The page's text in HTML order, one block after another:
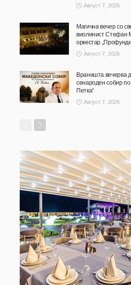
Август 7, 2026
Магична вечер со
виолинист Стефан
оркестар
Август 7, 2026
Враништа вечерва
сенароден собир
Петка“
Август 7, 2026